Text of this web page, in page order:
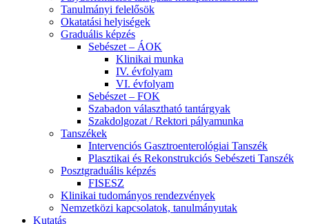
Tanulmányi felelősök
Okatatási helyiségek
Graduális képzés
Sebészet – ÁOK
Klinikai munka
IV. évfolyam
VI. évfolyam
Sebészet – FOK
Szabadon választható tantárgyak
Szakdolgozat / Rektori pályamunka
Tanszékek
Intervenciós Gasztroenterológiai Tanszék
Plasztikai és Rekonstrukciós Sebészeti Tanszék
Posztgraduális képzés
FISESZ
Klinikai tudományos rendezvények
Nemzetközi kapcsolatok, tanulmányutak
Kutatás